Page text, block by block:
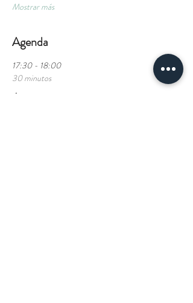
Mostrar más
Agenda
17:30 - 18:00
30 minutos
Apertura